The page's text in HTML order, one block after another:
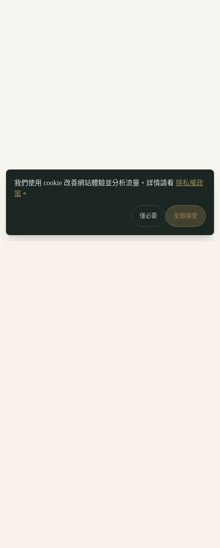
我們使用 cookie 改善網站體驗並分析流量。詳情請看 隱私權政
策 。
僅必要 全部接受